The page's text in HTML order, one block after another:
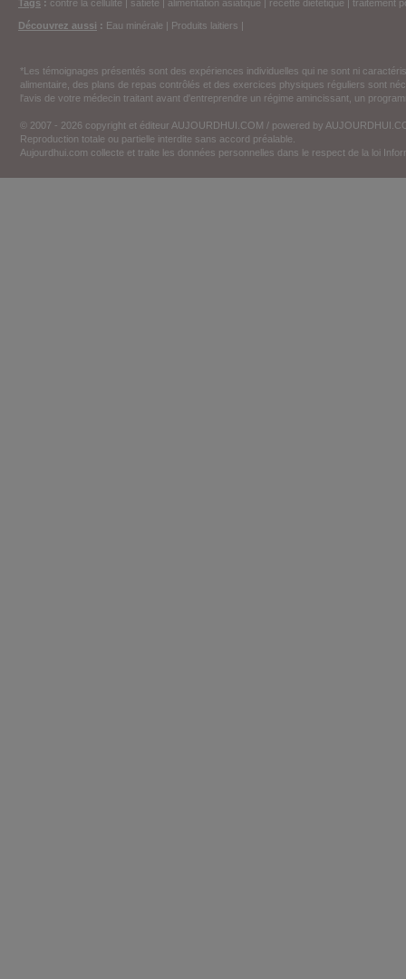
Tags : contre la cellulite satiété alimentation asiatique recette diététique traitement
Découvrez aussi : Eau minérale | Produits laitiers |
*Les témoignages présentés sont des expériences individuelles qui ne sont ni
alimentaire, des plans de repas contrôlés et des exercices physiques réguliers sont
l'avis de votre médecin traitant avant d'entreprendre un régime amincissant, un
© 2007 - 2026 copyright et éditeur AUJOURDHUI.COM / powered by
Reproduction totale ou partielle interdite sans accord préalable.
Aujourdhui.com collecte et traite les données personnelles dans le respect de la loi